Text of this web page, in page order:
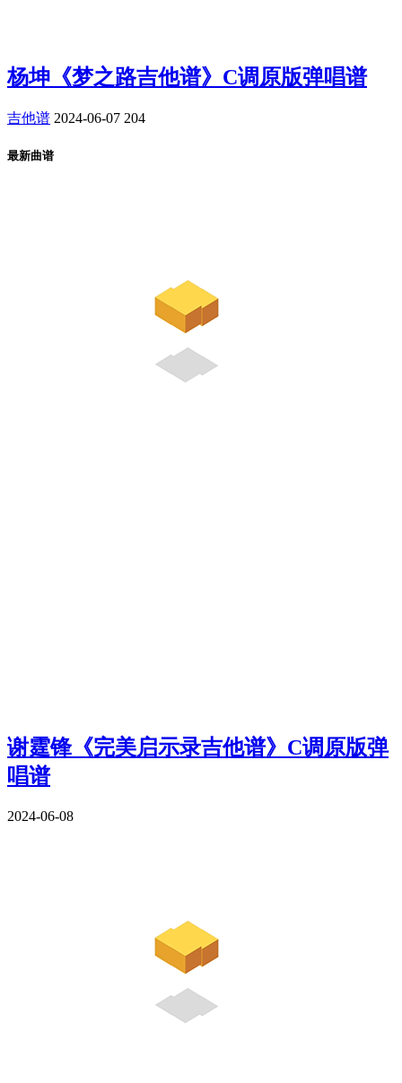
杨坤《梦之路吉他谱》C调原版弹唱谱
吉他谱 2024-06-07 204
最新曲谱
谢霆锋《完美启示录吉他谱》C调原版弹
唱谱
2024-06-08